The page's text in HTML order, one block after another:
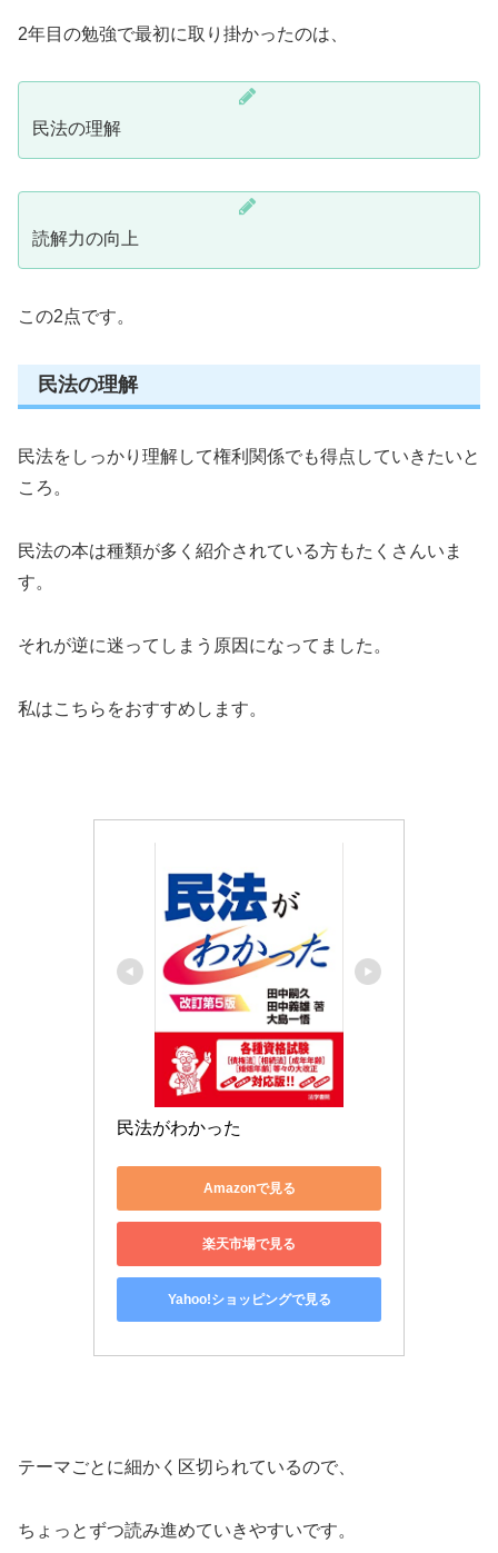
2年目の勉強で最初に取り掛かったのは、
民法の理解
読解力の向上
この2点です。
民法の理解
民法をしっかり理解して権利関係でも得点していきたいと
ころ。
民法の本は種類が多く紹介されている方もたくさんいま
す。
それが逆に迷ってしまう原因になってました。
私はこちらをおすすめします。
民法がわかった
Amazonで見る
楽天市場で見る
Yahoo!ショッピングで見る
テーマごとに細かく区切られているので、
ちょっとずつ読み進めていきやすいです。